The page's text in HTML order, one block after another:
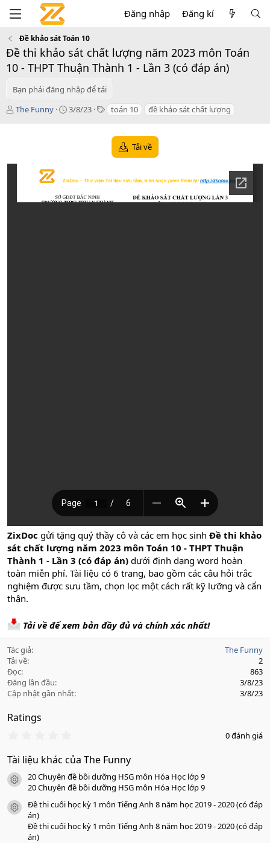
Đăng nhập Đăng kí
Đề khảo sát Toán 10
Đề thi khảo sát chất lượng năm 2023 môn Toán
10 - THPT Thuận Thành 1 - Lần 3 (có đáp án)
Bạn phải đăng nhập để tải
T
ả
The Funny
C
n
d
3/8/23
T toán 10 đề khảo sát chất lượng
Tải về
ZixDoc gửi tặng quý thầy cô và các em học sinh Đề thi khảo
sát chất lượng năm 2023 môn Toán 10 - THPT Thuận
Thành 1 - Lần 3 (có đáp án) dưới định dạng word hoàn
toàn miễn phí. Tài liệu có 6 trang, bao gồm các câu hỏi trắc
nghiệm được sưu tầm, chọn lọc một cách rất kỹ lưỡng và cẩn
thận.
Tải về để xem bản đầy đủ và chính xác nhất!
Tác giả
The Funny
Tải về
2
Đọc
863
Đăng lần đầu
3/8/23
Cập nhật gần nhất
3/8/23
Ratings
0
0
s
a
o
0 đánh giá
Tài liệu khác của The Funny
icon tài liệu
20 Chuyên đề bồi dưỡng HSG môn Hóa Học lớp 9
20 Chuyên đề bồi dưỡng HSG môn Hóa Học lớp 9
icon tài liệu
Đề thi cuối học kỳ 1 môn Tiếng Anh 8 năm học 2019 - 2020 (có đáp
án)
Đề thi cuối học kỳ 1 môn Tiếng Anh 8 năm học 2019 - 2020 (có đáp
án)